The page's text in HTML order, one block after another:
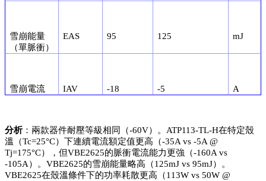
雪崩能量
（單脈衝）
EAS 95 125 mJ
雪崩電流 IAV -18 -5 A
分析：兩款器件耐壓等級相同（-60V）。ATP113-TL-H在特定殼
溫（Tc=25°C）下連續電流額定值更高（-35A vs -5A @
Tj=175°C），但VBE2625的脈衝電流能力更強（-160A vs
-105A）。VBE2625的雪崩能量略高（125mJ vs 95mJ）。
VBE2625在殼溫條件下的功率耗散更高（113W vs 50W @